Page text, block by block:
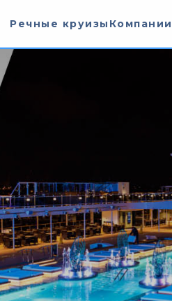
Речные круизы Компании